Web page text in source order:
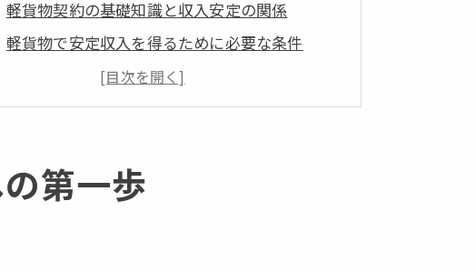
軽貨物契約の基礎知識と収入安定の関係
軽貨物で安定収入を得るために必要な条件
契約書の有無が軽貨物ドライバーに与える影響
軽貨物の契約形態別メリットとデメリット
を目指すなら契約選びが肝心
軽貨物独立で成功する契約選びのポイント
第一歩